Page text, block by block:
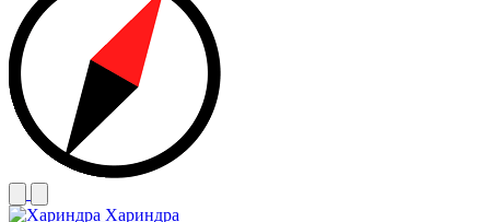
Хариндра